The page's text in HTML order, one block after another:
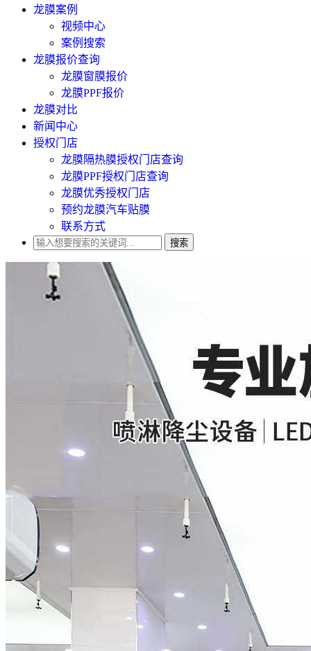
龙膜案例
视频中心
案例搜索
龙膜报价查询
龙膜窗膜报价
龙膜PPF报价
龙膜对比
新闻中心
授权门店
龙膜隔热膜授权门店查询
龙膜PPF授权门店查询
龙膜优秀授权门店
预约龙膜汽车贴膜
联系方式
搜索